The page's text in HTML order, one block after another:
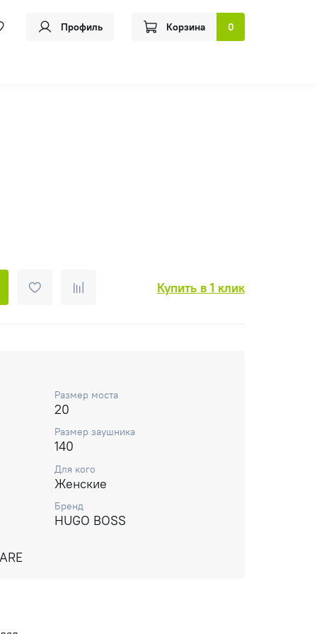
Профиль Корзина 0
Купить в 1 клик
Размер моста
20
Размер заушника
140
Для кого
Женские
Бренд
HUGO BOSS